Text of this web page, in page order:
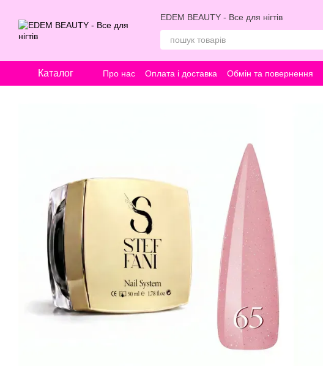
EDEM BEAUTY - Все для нігтів
Каталог Про нас Оплата і доставка Обмін та повернення